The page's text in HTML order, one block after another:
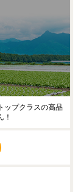
ップクラスの高品